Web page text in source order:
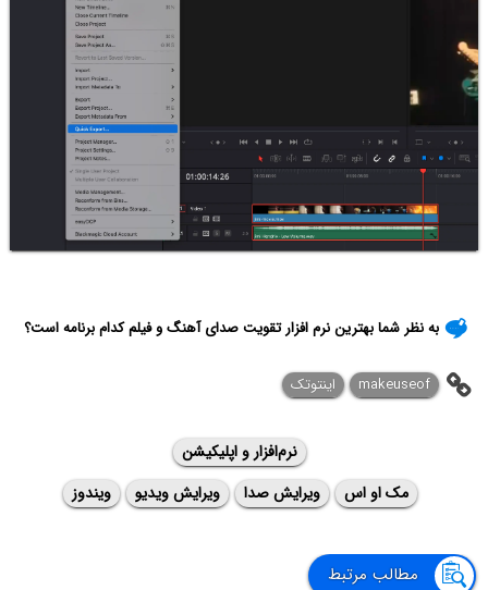
به نظر شما بهترین نرم افزار تقویت صدای آهنگ و فیلم کدام برنامه است؟
makeuseof اینتوتک
نرم‌افزار و اپلیکیشن
مک او اس
ویرایش صدا ویرایش ویدیو ویندوز
مطالب مرتبط